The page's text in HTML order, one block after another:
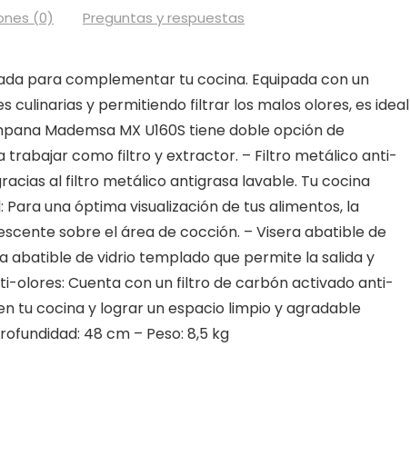
(0) Preguntas y respuestas
para complementar tu cocina. Equipada con un
culinarias y permitiendo filtrar los malos olores, es ideal
Mademsa MX U160S tiene doble opción de
trabajar como filtro y extractor. – Filtro metálico anti-
al filtro metálico antigrasa lavable. Tu cocina
una óptima visualización de tus alimentos, la
sobre el área de cocción. – Visera abatible de
abatible de vidrio templado que permite la salida y
olores: Cuenta con un filtro de carbón activado anti-
tu cocina y lograr un espacio limpio y agradable
48 cm – Peso: 8,5 kg